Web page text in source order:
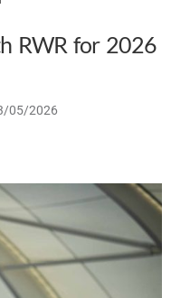
RWR for 2026
05/2026